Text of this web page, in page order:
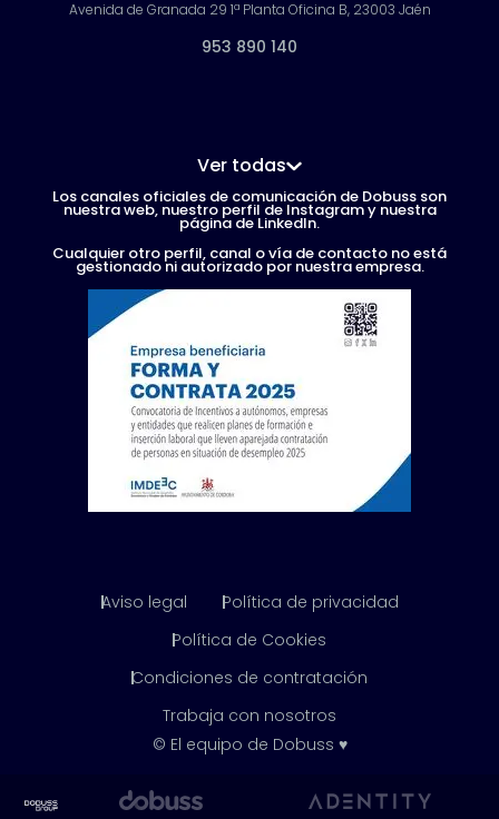
Avenida de Granada 29 1ª Planta Oficina B, 23003 Jaén
953 890 140
Ver todas
Los canales oficiales de comunicación de Dobuss son
nuestra web, nuestro perfil de Instagram y nuestra
página de LinkedIn.
Cualquier otro perfil, canal o vía de contacto no está
gestionado ni autorizado por nuestra empresa.
Aviso legal
Política de privacidad
Política de Cookies
Condiciones de contratación
Trabaja con nosotros
© El equipo de Dobuss ♥